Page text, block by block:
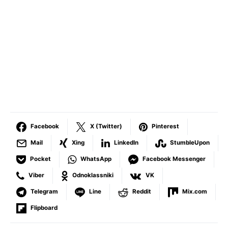
Facebook X (Twitter) Pinterest
Mail Xing LinkedIn StumbleUpon
Pocket WhatsApp Facebook Messenger
Viber Odnoklassniki VK
Telegram Line Reddit Mix.com
Flipboard